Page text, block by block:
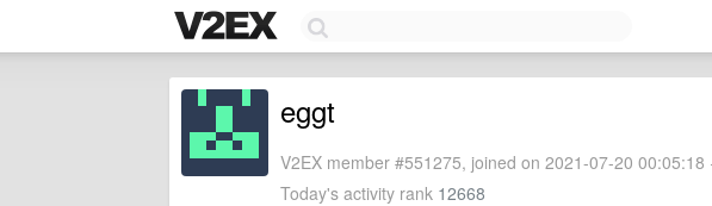
eggt
V2EX member #551275, joined on 2021-07-20 00:05:18
Today's activity rank 12668